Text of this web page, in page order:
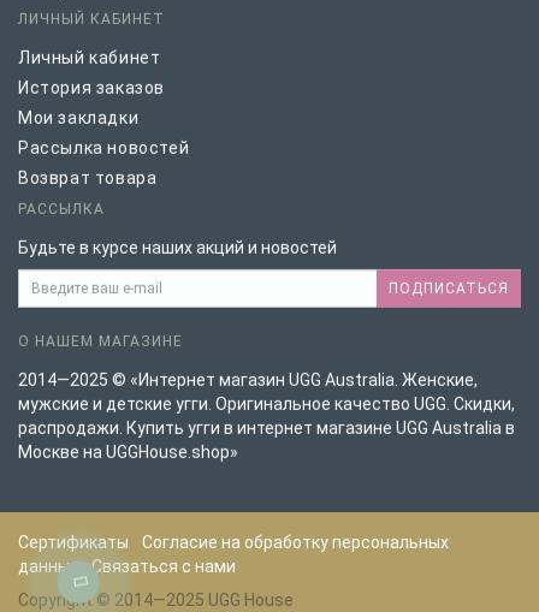
ЛИЧНЫЙ КАБИНЕТ
Личный кабинет
История заказов
Мои закладки
Рассылка новостей
Возврат товара
РАССЫЛКА
Будьте в курсе наших акций и новостей
ПОДПИСАТЬСЯ
О НАШЕМ МАГАЗИНЕ
2014—2025 © «Интернет магазин UGG Australia. Женские,
мужские и детские угги. Оригинальное качество UGG. Скидки,
распродажи. Купить угги в интернет магазине UGG Australia в
Москве на UGGHouse.shop»
Сертификаты
Согласие на обработку персональных
данных
Связаться с нами
Copyright © 2014—2025 UGG House